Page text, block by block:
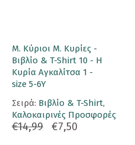
Μ. Κύριοι Μ. Κυρίες -
Βιβλίο & T-Shirt 10 - Η
Κυρία Αγκαλίτσα 1 -
size 5-6Y
Σειρά: Βιβλίο & T-Shirt,
Καλοκαιρινές Προσφορές
€14,99 €7,50